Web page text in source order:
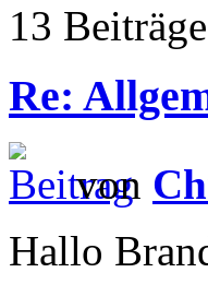
13
Re:
von
Hallo